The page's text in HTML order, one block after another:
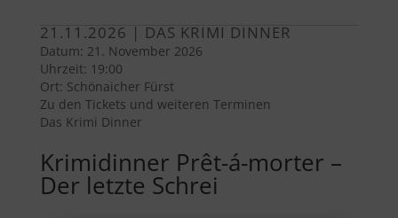
21.11.2026 | DAS KRIMI DINNER
Datum: 21. November 2026
Uhrzeit: 19:00
Ort: Schönaicher Fürst
Zu den Tickets und weiteren Terminen
Das Krimi Dinner
Krimidinner Prêt-á-morter –
Der letzte Schrei